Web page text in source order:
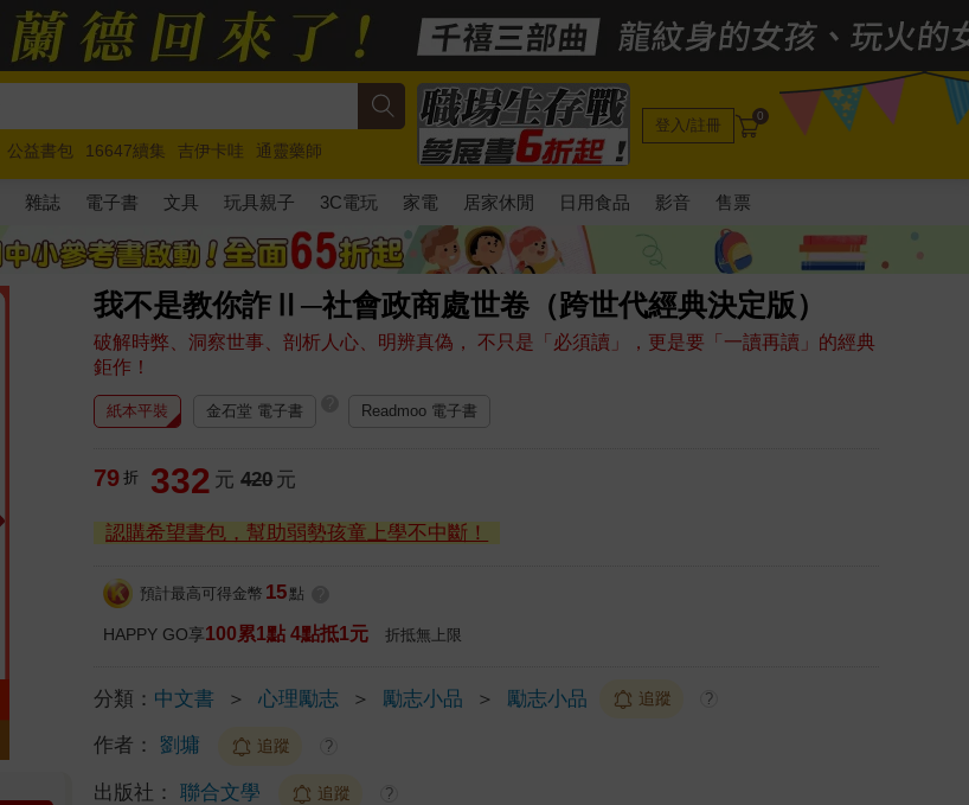
公益書包 16647續集 吉伊卡哇
通靈藥師
馬斯克 玩具總動員5 超慢跑
登入/註冊 0
雜誌 電子書 文具 玩具親子 3C電玩 家電 居家休閒 日用食品 影音 售票
我不是教你詐Ⅱ─社會政商處世卷（跨世代經典決定版）
破解時弊、洞察世事、剖析人心、明辨真偽， 不只是「必須讀」，更是要「一讀再讀」的經典
鉅作！
紙本平裝 金石堂 電子書 Readmoo 電子書
79 折 332 元 420 元
認購希望書包，幫助弱勢孩童上學不中斷！
預計最高可得金幣 15 點
HAPPY GO享100累1點 4點抵1元 折抵無上限
分類： 中文書 ＞ 心理勵志 ＞ 勵志小品 ＞ 勵志小品 追蹤 ?
作者： 劉墉 追蹤 ?
出版社： 聯合文學 追蹤 ?